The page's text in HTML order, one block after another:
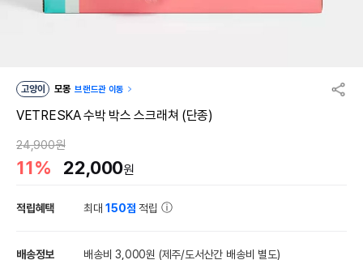
고양이 모몽 브랜드관 이동
VETRESKA 수박 박스 스크래쳐 (단종)
24,900원
11% 22,000원
적립혜택 최대150점 적립
배송정보 배송비 3,000원 (제주/도서산간 배송비 별도)